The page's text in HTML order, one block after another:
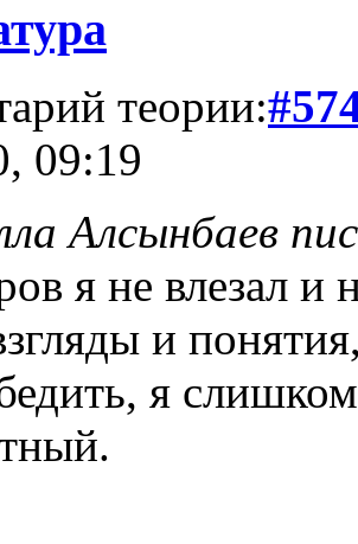
теории:
09:19
Алсынбаев
я не влезал и
и
я